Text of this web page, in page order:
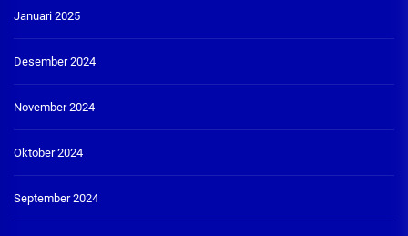
Januari 2025
Desember 2024
November 2024
Oktober 2024
September 2024